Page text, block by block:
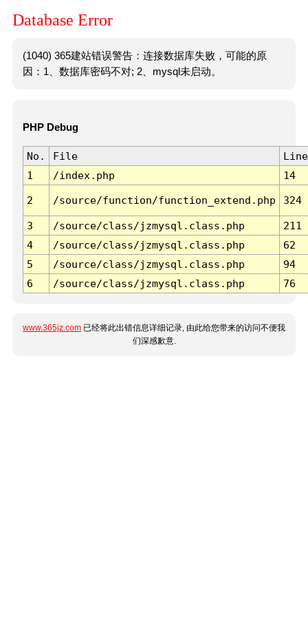
Database Error
(1040) 365建站错误警告：连接数据库失败，可能的原
因：1、数据库密码不对; 2、mysql未启动。
PHP Debug
No. File
Line
1
/index.php 14
2 /source/function/function_extend.php 324
3 /source/class/jzmysql.class.php
211
4
/source/class/jzmysql.class.php
62
5
/source/class/jzmysql.class.php
94
6
/source/class/jzmysql.class.php 76
www.365jz.com 已经将此出错信息详细记录, 由此给您带来的访问不便我
们深感歉意.